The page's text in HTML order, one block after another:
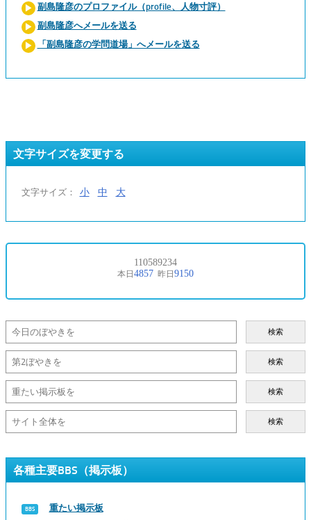
副島隆彦のプロファイル（profile、人物寸評）
副島隆彦へメールを送る
「副島隆彦の学問道場」へメールを送る
文字サイズを変更する
文字サイズ： 小 中 大
検索
検索
検索
検索
各種主要BBS（掲示板）
重たい掲示板